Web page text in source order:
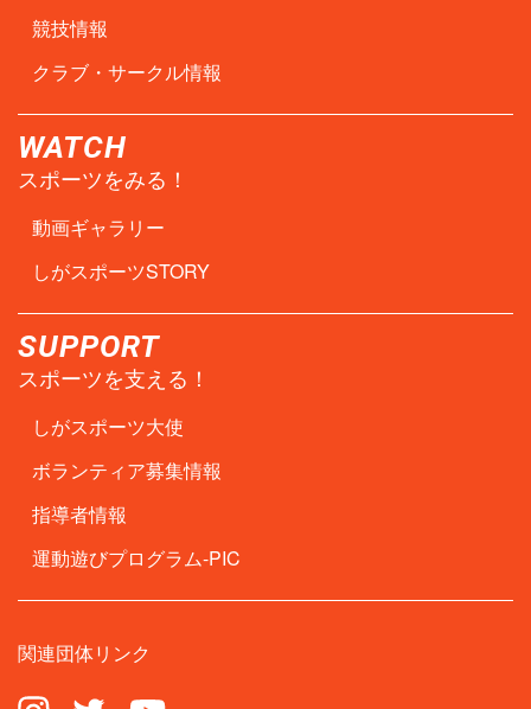
競技情報
クラブ・サークル情報
WATCH
スポーツをみる！
動画ギャラリー
しがスポーツSTORY
SUPPORT
スポーツを支える！
しがスポーツ大使
ボランティア募集情報
指導者情報
運動遊びプログラム-PIC
関連団体リンク